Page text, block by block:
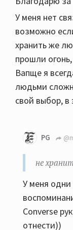
У меня нет
возможно
хранить же
прошли
Вапще я
людьми
свой выбор, в
PG
не
У меня
Converse
отнести))